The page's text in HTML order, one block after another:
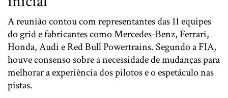
A reunião contou com representantes das 11 equipes
do grid e fabricantes comoMercedes-Benz,Ferrari,
Honda,AudieRed Bull Powertrains. Segundo a FIA,
houve consenso sobre a necessidade de mudanças para
melhorar a experiência dos pilotos e o espetáculo nas
pistas.